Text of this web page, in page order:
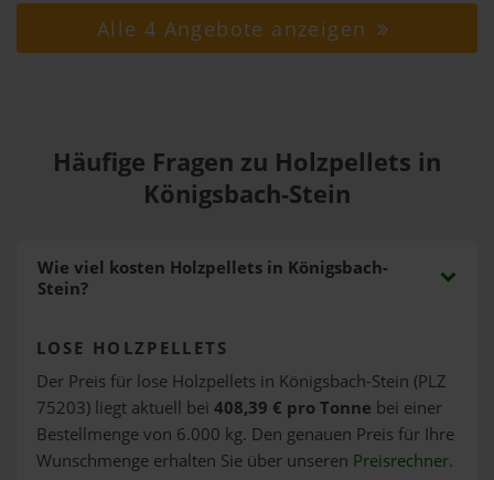
Alle 4 Angebote anzeigen
Häufige Fragen zu Holzpellets in
Königsbach-Stein
Wie viel kosten Holzpellets in Königsbach-
Stein?
LOSE HOLZPELLETS
Der Preis für lose Holzpellets in Königsbach-Stein (PLZ
75203) liegt aktuell bei 408,39 € pro Tonne bei einer
Bestellmenge von 6.000 kg. Den genauen Preis für Ihre
Wunschmenge erhalten Sie über unseren Preisrechner.